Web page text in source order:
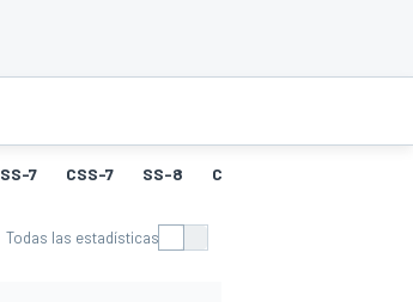
SS-7 CSS-7 SS-8 CSS-8
Todas las estadísticas